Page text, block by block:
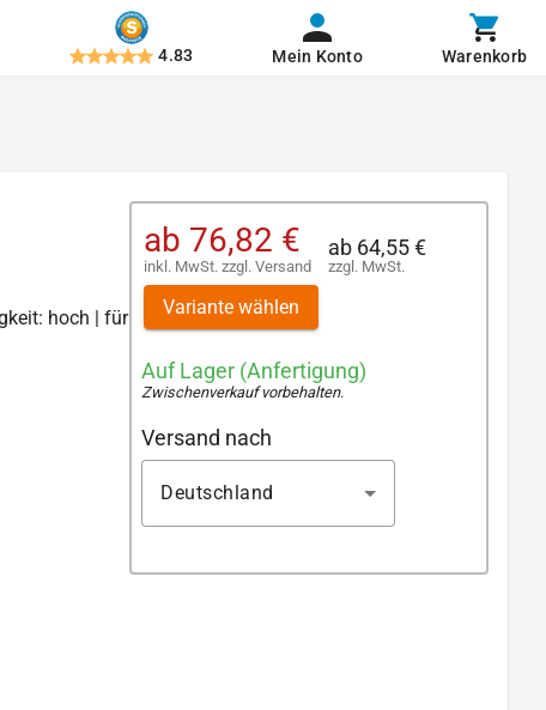
4.83 Mein Konto Warenkorb
hoch | für
ab 76,82 €
inkl. MwSt. zzgl. Versand
ab 64,55 €
zzgl. MwSt.
Variante wählen
Auf Lager (Anfertigung)
Zwischenverkauf vorbehalten.
Versand nach
Deutschland